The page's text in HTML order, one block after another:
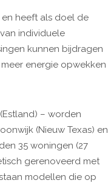
heeft als doel de
individuele
kunnen bijdragen
energie opwekken
– worden
(Nieuw Texas) en
35 woningen (27
gerenoveerd met
modellen die op